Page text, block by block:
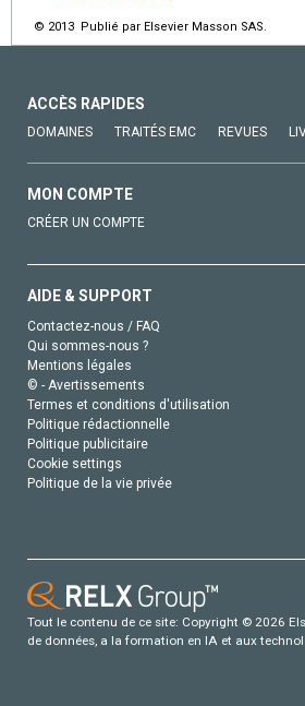
© 2013 Publié par Elsevier Masson SAS.
ACCÈS RAPIDES
DOMAINES TRAITÉS EMC REVUES
MON COMPTE
CRÉER UN COMPTE
AIDE & SUPPORT
Contactez-nous / FAQ
Qui sommes-nous ?
Mentions légales
© - Avertissements
Termes et conditions d'utilisation
Politique rédactionnelle
Politique publicitaire
Cookie settings
Politique de la vie privée
Tout le contenu de ce site: Copyright © 2026
de données, a la formation en IA et aux